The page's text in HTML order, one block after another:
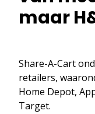
maar
Share-A-Cart
retailers,
Home Depot,
Target.